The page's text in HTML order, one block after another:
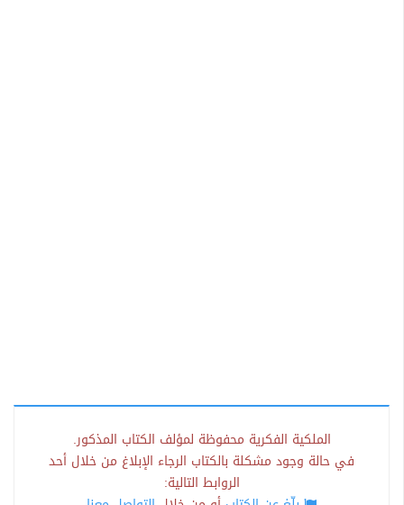
الملكية الفكرية محفوظة لمؤلف الكتاب المذكور.
في حالة وجود مشكلة بالكتاب الرجاء الإبلاغ من خلال أحد
الروابط التالية: